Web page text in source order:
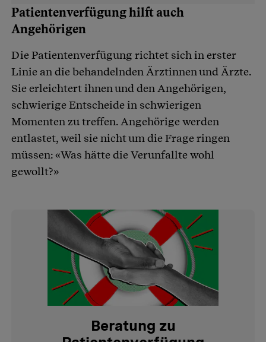
Patientenverfügung hilft auch
Angehörigen
Die Patientenverfügung richtet sich in erster
Linie an die behandelnden Ärztinnen und Ärzte.
Sie erleichtert ihnen und den Angehörigen,
schwierige Entscheide in schwierigen
Momenten zu treffen. Angehörige werden
entlastet, weil sie nicht um die Frage ringen
müssen: «Was hätte die Verunfallte wohl
gewollt?»
Beratung zu